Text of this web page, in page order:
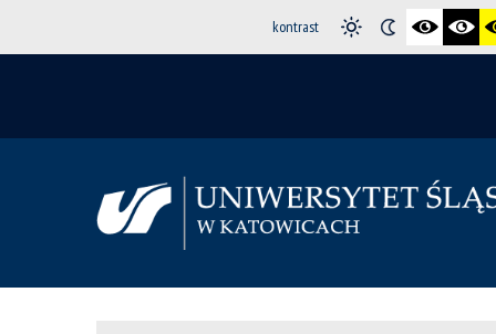
kontrast